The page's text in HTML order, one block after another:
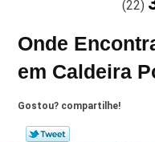
(22)
Onde
em Caldeira
Gostou? compartilhe!